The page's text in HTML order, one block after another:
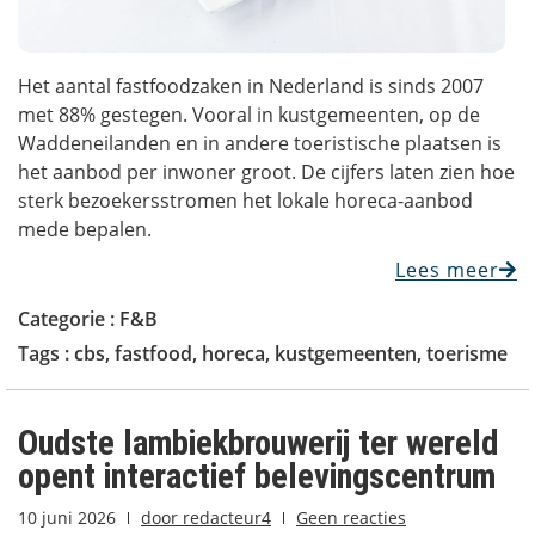
Het aantal fastfoodzaken in Nederland is sinds 2007
met 88% gestegen. Vooral in kustgemeenten, op de
Waddeneilanden en in andere toeristische plaatsen is
het aanbod per inwoner groot. De cijfers laten zien hoe
sterk bezoekersstromen het lokale horeca-aanbod
mede bepalen.
Lees meer
Categorie : F&B
Tags :cbs, fastfood, horeca, kustgemeenten, toerisme
Oudste lambiekbrouwerij ter wereld
opent interactief belevingscentrum
10 juni 2026 door redacteur4 Geen reacties